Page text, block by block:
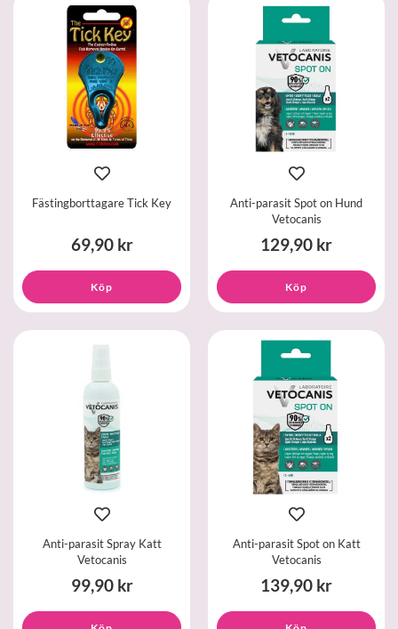
Fästingborttagare Tick Key
69,90 kr
Köp
Anti-parasit Spot on Hund
Vetocanis
129,90 kr
Köp
Anti-parasit Spray Katt
Vetocanis
99,90 kr
Anti-parasit Spot on Katt
Vetocanis
139,90 kr